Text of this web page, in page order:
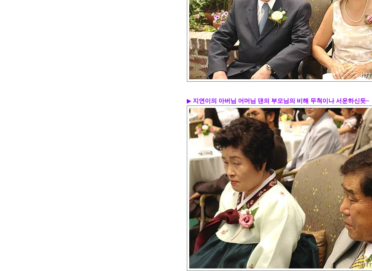
▶ 지연이의 아버님 어머님 댄의 부모님의 비해 무척이나 서운하신듯~